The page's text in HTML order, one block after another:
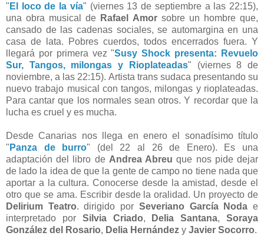
" El loco de la vía" (viernes 13 de septiembre a las 22:15),
una obra musical de Rafael Amorsobre un hombre que,
cansado de las cadenas sociales, se automargina en una
casa de lata. Pobres cuerdos, todos encerrados fuera. Y
llegará por primera vez "Susy Shock presenta: Revuelo
Sur, Tangos, milongas y Rioplateadas" (viernes 8 de
noviembre, a las 22:15). Artista trans sudaca presentando su
nuevo trabajo musical con tangos, milongas y rioplateadas.
Para cantar que los normales sean otros. Y recordar que la
lucha es cruel y es mucha.
Desde Canarias nos llega en enero el sonadísimo título
" Panza de burro" (del 22 al 26 de Enero). Es una
adaptación del libro de Andrea Abreu que nos pide dejar
de lado la idea de que la gente de campo no tiene nada que
aportar a la cultura. Conocerse desde la amistad, desde el
otro que se ama. Escribir desde la oralidad. Un proyecto de
Delirium Teatro. dirigido por Severiano García Noda e
interpretado por Silvia Criado, Delia Santana,Soraya
González del Rosario, Delia Hernández y Javier Socorro.